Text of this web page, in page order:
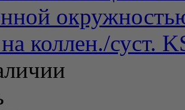
коллен./суст.